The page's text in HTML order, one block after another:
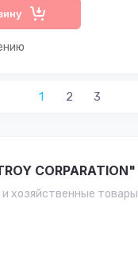
1 2 3
CORPARATION"
хозяйственные товары